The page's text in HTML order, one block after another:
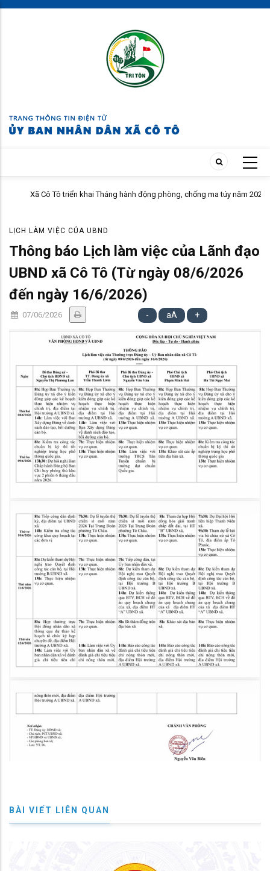
Skip
Xã Cô Tô triển khai Tháng hành động phòng, chống ma túy năm 2026
LỊCH LÀM VIỆC CỦA UBND
Thông báo Lịch làm việc của Lãnh đạo
UBND xã Cô Tô (Từ ngày 08/6/2026
đến ngày 16/6/2026)
07/06/2026 - aA +
BÀI VIẾT LIÊN QUAN